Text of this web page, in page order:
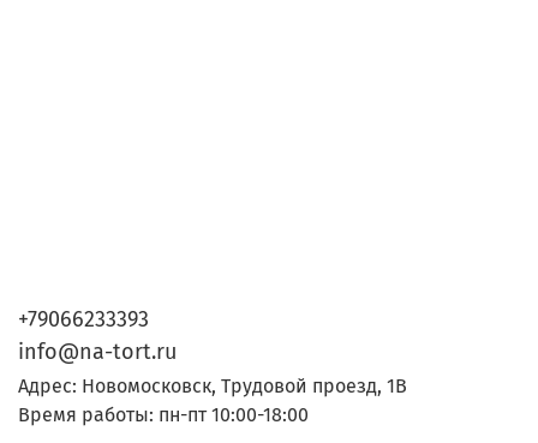
+79066233393
info@na-tort.ru
Адрес: Новомосковск, Трудовой проезд, 1В
Время работы: пн-пт 10:00-18:00